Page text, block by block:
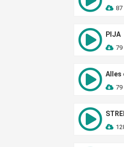
87
PIJA
79
Alles
79